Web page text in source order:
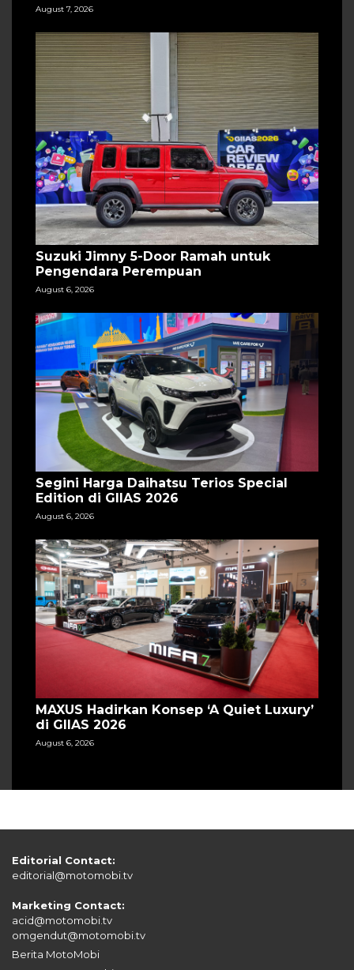
August 7, 2026
Suzuki Jimny 5-Door Ramah untuk
Pengendara Perempuan
August 6, 2026
Segini Harga Daihatsu Terios Special
Edition di GIIAS 2026
August 6, 2026
MAXUS Hadirkan Konsep ‘A Quiet Luxury’
di GIIAS 2026
August 6, 2026
Editorial Contact:
editorial@motomobi.tv
Marketing Contact:
acid@motomobi.tv
omgendut@motomobi.tv
Berita MotoMobi